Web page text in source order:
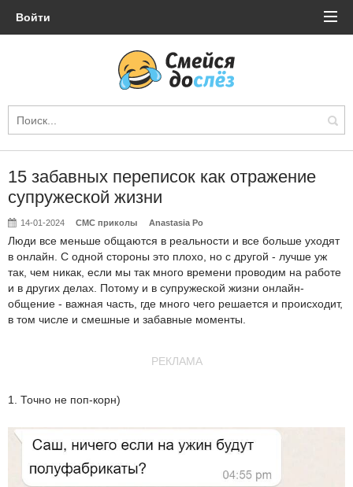
Войти
15 забавных переписок как отражение
супружеской жизни
14-01-2024 СМС приколы Anastasia Po
Люди все меньше общаются в реальности и все больше уходят
в онлайн. С одной стороны это плохо, но с другой - лучше уж
так, чем никак, если мы так много времени проводим на работе
и в других делах. Потому и в супружеской жизни онлайн-
общение - важная часть, где много чего решается и происходит,
в том числе и смешные и забавные моменты.
РЕКЛАМА
1. Точно не поп-корн)